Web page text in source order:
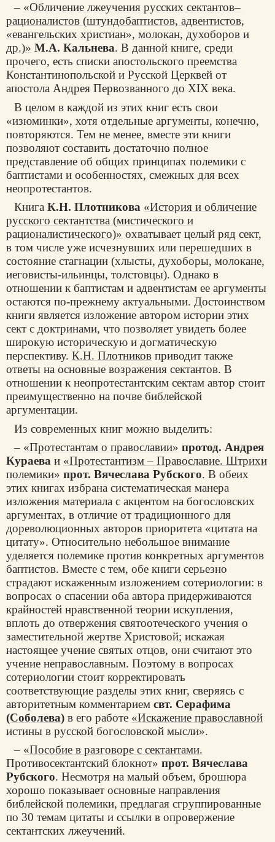
– «Обличение лжеучения русских сектантов–
рационалистов (штундобаптистов, адвентистов,
«евангельских христиан», молокан, духоборов и
др.)» М.А. Кальнева. В данной книге, среди
прочего, есть списки апостольского преемства
Константинопольской и Русской Церквей от
апостола Андрея Первозванного до XIX века.
В целом в каждой из этих книг есть свои
«изюминки», хотя отдельные аргументы, конечно,
повторяются. Тем не менее, вместе эти книги
позволяют составить достаточно полное
представление об общих принципах полемики с
баптистами и особенностях, смежных для всех
неопротестантов.
КнигаК.Н. Плотникова «История и обличение
русского сектантства (мистического и
рационалистического)» охватывает целый ряд сект,
в том числе уже исчезнувших или перешедших в
состояние стагнации (хлысты, духоборы, молокане,
иеговисты-ильинцы, толстовцы). Однако в
отношении к баптистам и адвентистам ее аргументы
остаются по-прежнему актуальными. Достоинством
книги является изложение автором истории этих
сект с доктринами, что позволяет увидеть более
широкую историческую и догматическую
перспективу. К.Н. Плотников приводит также
ответы на основные возражения сектантов. В
отношении к неопротестантским сектам автор стоит
преимущественно на почве библейской
аргументации.
Из современных книг можно выделить:
– «Протестантам о православии» протод. Андрея
Кураева и «Протестантизм – Православие. Штрихи
полемики» прот. Вячеслава Рубского. В обеих
этих книгах избрана систематическая манера
изложения материала с акцентом на богословских
аргументах, в отличие от традиционного для
дореволюционных авторов приоритета «цитата на
цитату». Относительно небольшое внимание
уделяется полемике против конкретных аргументов
баптистов. Вместе с тем, обе книги серьезно
страдают искаженным изложением сотериологии: в
вопросах о спасении оба автора придерживаются
крайностей нравственной теории искупления,
вплоть до отвержения святоотеческого учения о
заместительной жертве Христовой; искажая
настоящее учение святых отцов, они считают это
учение неправославным. Поэтому в вопросах
сотериологии стоит корректировать
соответствующие разделы этих книг, сверяясь с
авторитетным комментарием свт. Серафима
(Соболева) в его работе «Искажение православной
истины в русской богословской мысли».
– «Пособие в разговоре с сектантами.
Противосектантский блокнот» прот. Вячеслава
Рубского. Несмотря на малый объем, брошюра
хорошо показывает основные направления
библейской полемики, предлагая сгруппированные
по 30 темам цитаты и ссылки в опровержение
сектантских лжеучений.